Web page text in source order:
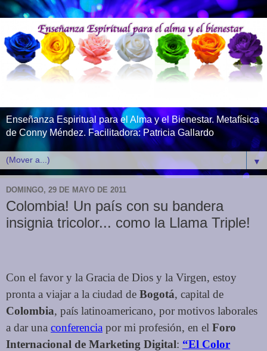
Enseñanza Espiritual para el Alma y el Bienestar. Metafísica
de Conny Méndez. Facilitadora: Patricia Gallardo
▼
DOMINGO, 29 DE MAYO DE 2011
Colombia! Un país con su bandera
insignia tricolor... como la Llama Triple!
Con el favor y la Gracia de Dios y la Virgen, estoy
pronta a viajar a la ciudad de Bogotá, capital de
Colombia, país latinoamericano, por motivos laborales
a dar una conferencia por mi profesión, en el Foro
Internacional de Marketing Digital: “El Color